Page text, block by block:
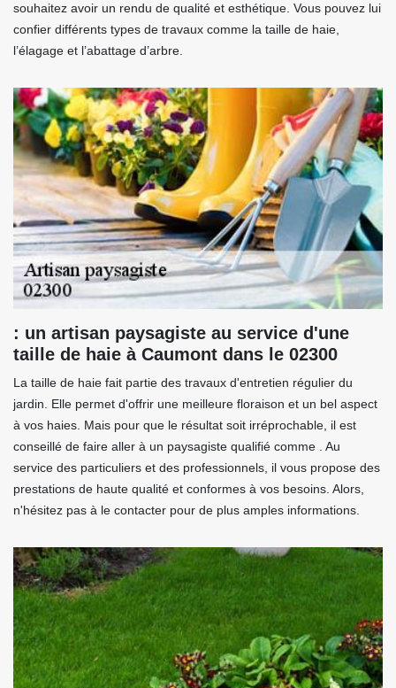
souhaitez avoir un rendu de qualité et esthétique. Vous pouvez lui
confier différents types de travaux comme la taille de haie,
l’élagage et l’abattage d’arbre.
: un artisan paysagiste au service d'une
taille de haie à Caumont dans le 02300
La taille de haie fait partie des travaux d'entretien régulier du
jardin. Elle permet d'offrir une meilleure floraison et un bel aspect
à vos haies. Mais pour que le résultat soit irréprochable, il est
conseillé de faire aller à un paysagiste qualifié comme . Au
service des particuliers et des professionnels, il vous propose des
prestations de haute qualité et conformes à vos besoins. Alors,
n'hésitez pas à le contacter pour de plus amples informations.